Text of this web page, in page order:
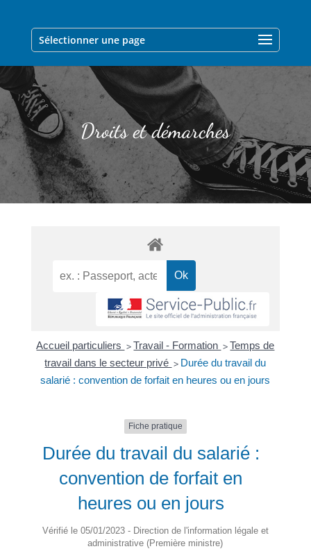
Sélectionner une page
Droits et démarches
Accueil particuliers > Travail - Formation > Temps de
travail dans le secteur privé > Durée du travail du
salarié : convention de forfait en heures ou en jours
Fiche pratique
Durée du travail du salarié :
convention de forfait en
heures ou en jours
Vérifié le 05/01/2023 - Direction de l'information légale et
administrative (Première ministre)